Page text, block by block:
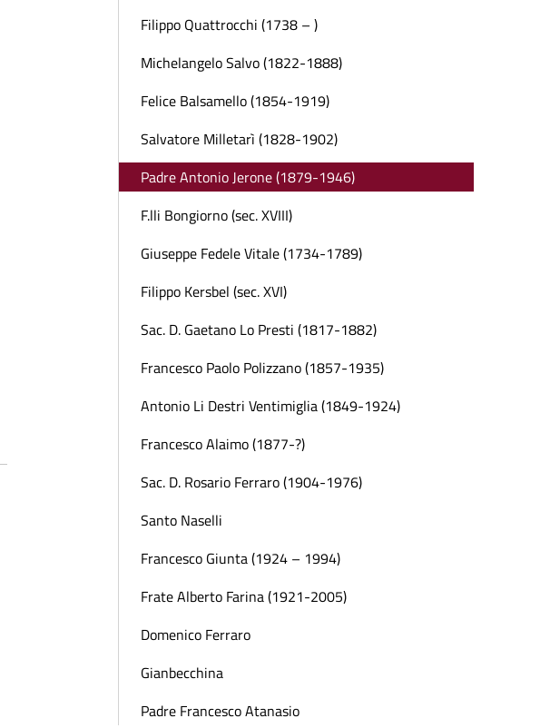
Filippo Quattrocchi (1738 – )
Michelangelo Salvo (1822-1888)
Felice Balsamello (1854-1919)
Salvatore Milletarì (1828-1902)
Padre Antonio Jerone (1879-1946)
F.lli Bongiorno (sec. XVIII)
Giuseppe Fedele Vitale (1734-1789)
Filippo Kersbel (sec. XVI)
Sac. D. Gaetano Lo Presti (1817-1882)
Francesco Paolo Polizzano (1857-1935)
Antonio Li Destri Ventimiglia (1849-1924)
Francesco Alaimo (1877-?)
Sac. D. Rosario Ferraro (1904-1976)
Santo Naselli
Francesco Giunta (1924 – 1994)
Frate Alberto Farina (1921-2005)
Domenico Ferraro
Gianbecchina
Padre Francesco Atanasio